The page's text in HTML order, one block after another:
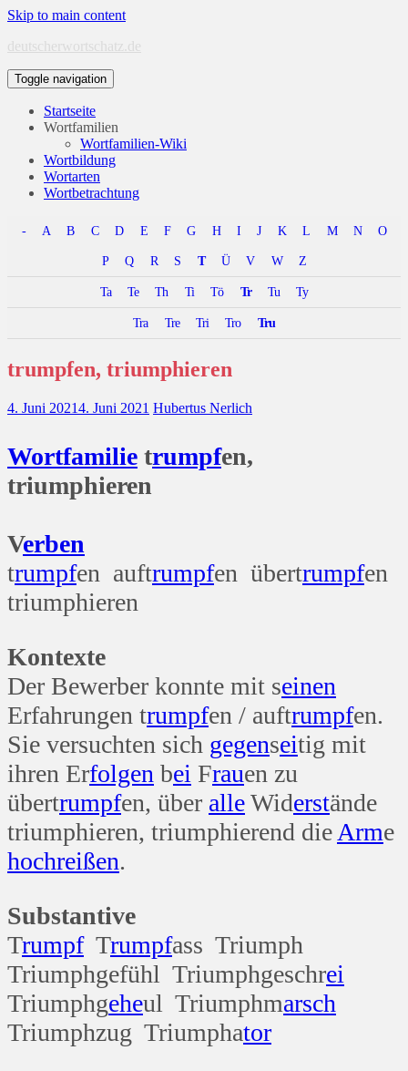
Skip to main content
deutscherwortschatz.de
Toggle navigation
Startseite
Wortfamilien
Wortfamilien-Wiki
Wortbildung
Wortarten
Wortbetrachtung
- A B C D E F G H I J K L M N O
P Q R S T Ü V W Z
Ta Te Th Ti Tö Tr Tu Ty
Tra Tre Tri Tro Tru
trumpfen, triumphieren
4. Juni 20214. Juni 2021 Hubertus Nerlich
Wortfamilie trumpfen,
triumphieren
Verben
trumpfen auftrumpfen übertrumpfen
triumphieren
Kontexte
Der Bewerber konnte mit seinen
Erfahrungen trumpfen / auftrumpfen.
Sie versuchten sich gegenseitig mit
ihren Erfolgen bei Frauen zu
übertrumpfen, über alleWiderstände
triumphieren, triumphierend die Arme
hochreißen.
Substantive
TrumpfTrumpfass Triumph
Triumphgefühl Triumphgeschrei
Triumphgeheul Triumphmarsch
Triumphzug Triumphator